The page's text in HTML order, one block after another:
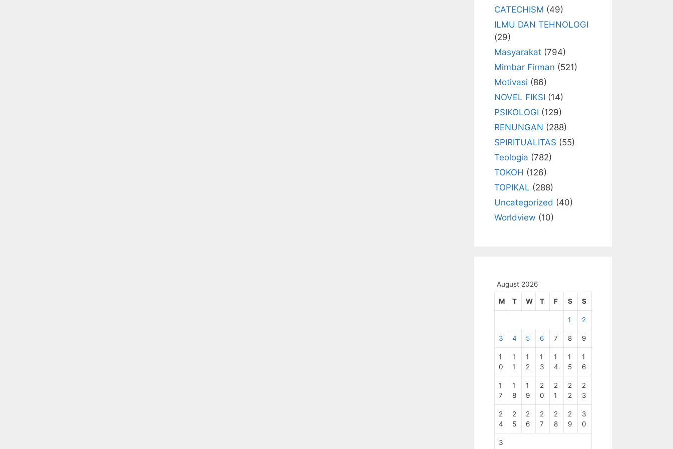
CATECHISM (49)
ILMU DAN TEHNOLOGI
(29)
Masyarakat (794)
Mimbar Firman (521)
Motivasi (86)
NOVEL FIKSI (14)
PSIKOLOGI (129)
RENUNGAN (288)
SPIRITUALITAS (55)
Teologia (782)
TOKOH (126)
TOPIKAL (288)
Uncategorized (40)
Worldview (10)
August 2026
M T W T F S S
1 2
3 4 5 6 7 8 9
1
0
1
1
1
2
1
3
1
4
1
5
1
6
1
7
1
8
1
9
2
0
2
1
2
2
2
3
2
4
2
5
2
6
2
7
2
8
2
9
3
0
3